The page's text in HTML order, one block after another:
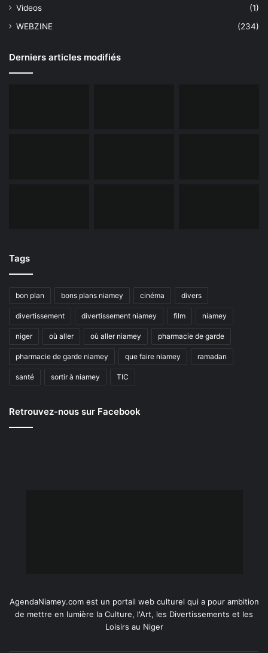
Videos
(1)
WEBZINE
(234)
Derniers articles modifiés
Tags
bon plan bons plans niamey cinéma divers
divertissement divertissement niamey film niamey
niger où aller où aller niamey pharmacie de garde
pharmacie de garde niamey que faire niamey ramadan
santé sortir à niamey TIC
Retrouvez-nous sur Facebook
AgendaNiamey.com est un portail web culturel qui a pour ambition
de mettre en lumière la Culture, l'Art, les Divertissements et les
Loisirs au Niger